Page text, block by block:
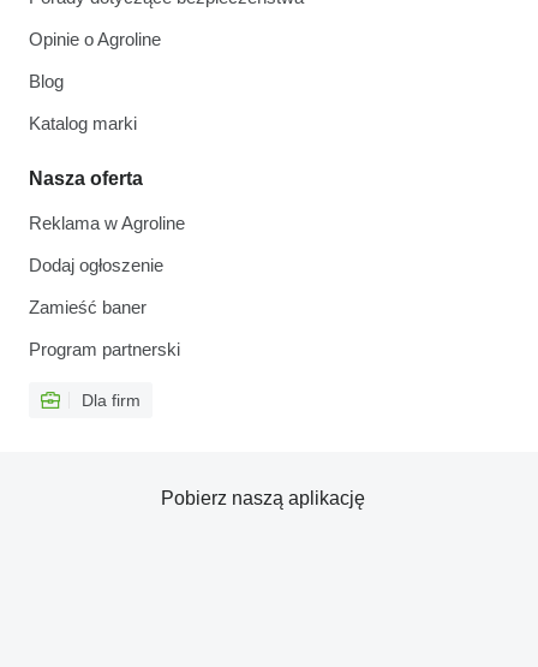
Opinie o Agroline
Blog
Katalog marki
Nasza oferta
Reklama w Agroline
Dodaj ogłoszenie
Zamieść baner
Program partnerski
Dla firm
Pobierz naszą aplikację